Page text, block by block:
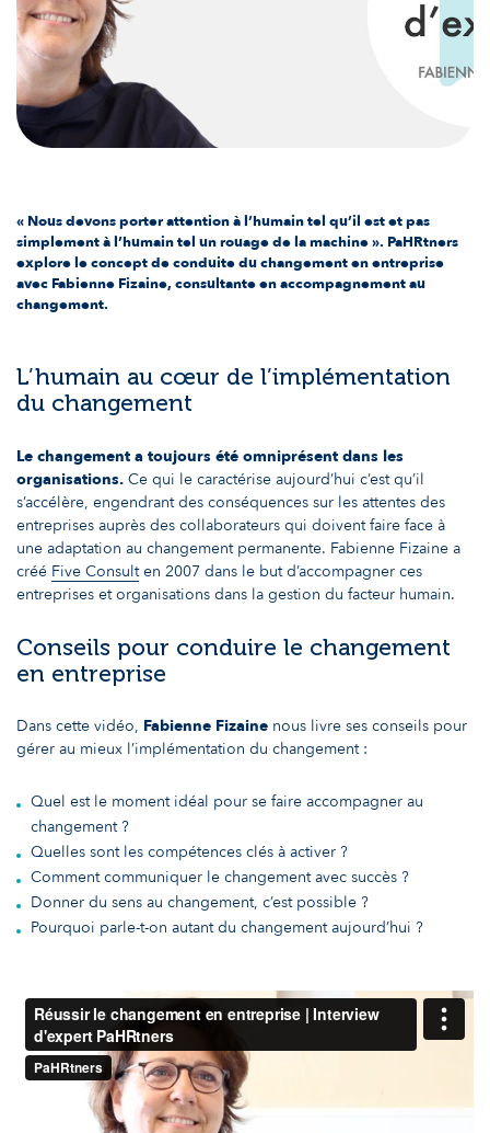
« Nous devons porter attention à l’humain tel qu’il est et pas
simplement à l’humain tel un rouage de la machine ». PaHRtners
explore le concept de conduite du changement en entreprise
avec Fabienne Fizaine, consultante en accompagnement au
changement.
L’humain au cœur de l’implémentation
du changement
Le changement a toujours été omniprésent dans les
organisations. Ce qui le caractérise aujourd’hui c’est qu’il
s’accélère, engendrant des conséquences sur les attentes des
entreprises auprès des collaborateurs qui doivent faire face à
une adaptation au changement permanente. Fabienne Fizaine a
créé Five Consulten 2007 dans le but d’accompagner ces
entreprises et organisations dans la gestion du facteur humain.
Conseils pour conduire le changement
en entreprise
Dans cette vidéo, Fabienne Fizaine nous livre ses conseils pour
gérer au mieux l’implémentation du changement :
Quel est le moment idéal pour se faire accompagner au
changement ?
Quelles sont les compétences clés à activer ?
Comment communiquer le changement avec succès ?
Donner du sens au changement, c’est possible ?
Pourquoi parle-t-on autant du changement aujourd’hui ?